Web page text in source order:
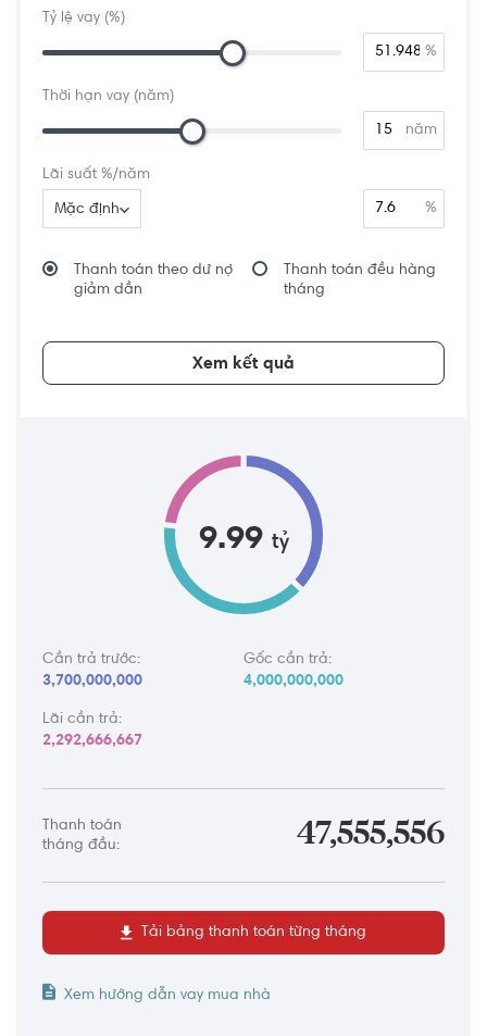
Tỷ lệ vay (%)
%
Thời hạn vay (năm)
năm
Lãi suất %/năm
Mặc định %
Thanh toán theo dư nợ
giảm dần
Thanh toán đều hàng
tháng
Xem kết quả
9.99 tỷ
Cần trả trước:
3,700,000,000
Gốc cần trả:
4,000,000,000
Lãi cần trả:
2,292,666,667
Thanh toán
tháng đầu:
47,555,556
Tải bảng thanh toán từng tháng
Xem hướng dẫn vay mua nhà